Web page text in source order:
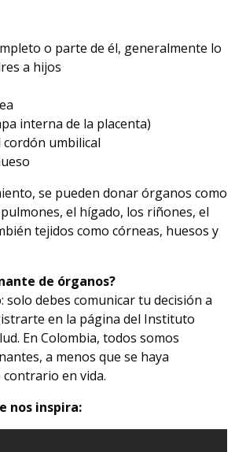
o parte de él, generalmente lo
a hijos
interna de la placenta)
cordón umbilical
se pueden donar órganos como
el hígado, los riñones, el
tejidos como córneas, huesos y
de órganos?
solo debes comunicar tu decisión a
en la página del Instituto
En Colombia, todos somos
a menos que se haya
en vida.
nos inspira: